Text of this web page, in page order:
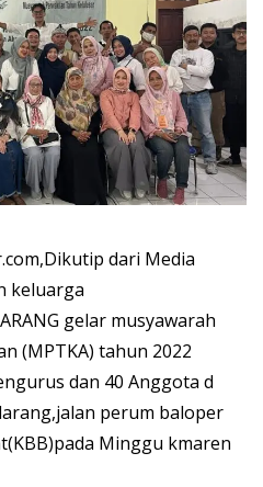
dari Media
keluarga
gelar musyawarah
(MPTKA) tahun 2022
dan 40 Anggota d
perum baloper
Minggu kmaren